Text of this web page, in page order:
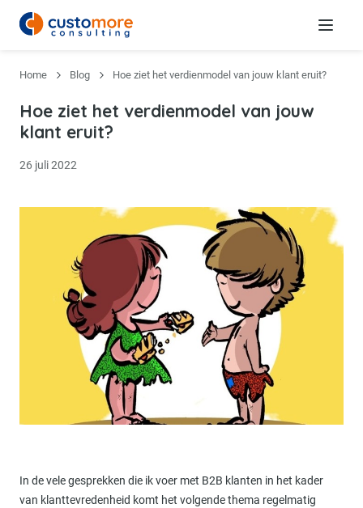
Menu
Home Blog Hoe ziet het verdienmodel van jouw klant eruit?
Hoe ziet het verdienmodel van jouw
klant eruit?
26 juli 2022
In de vele gesprekken die ik voer met B2B klanten in het kader
van klanttevredenheid komt het volgende thema regelmatig